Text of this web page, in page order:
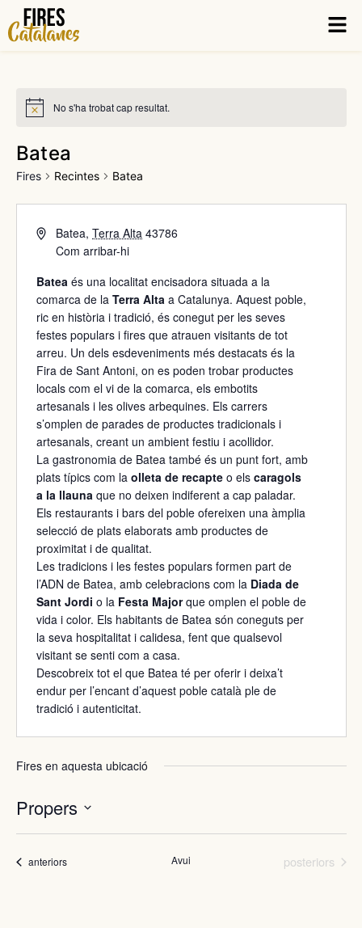
No s'ha trobat cap resultat.
Batea
Fires Recintes Batea
Batea, Terra Alta 43786
Com arribar-hi
Bateaés una localitat encisadora situada a la
comarca de la Terra Altaa Catalunya. Aquest poble,
ric en història i tradició, és conegut per les seves
festes populars i fires que atrauen visitants de tot
arreu. Un dels esdeveniments més destacats és la
Fira de Sant Antoni, on es poden trobar productes
locals com el vi de la comarca, els embotits
artesanals i les olives arbequines. Els carrers
s’omplen de parades de productes tradicionals i
artesanals, creant un ambient festiu i acollidor.
La gastronomia de Batea també és un punt fort, amb
plats típics com la olleta de recapteo els caragols
a la llaunaque no deixen indiferent a cap paladar.
Els restaurants i bars del poble ofereixen una àmplia
selecció de plats elaborats amb productes de
proximitat i de qualitat.
Les tradicions i les festes populars formen part de
l’ADN de Batea, amb celebracions com la Diada de
Sant Jordi o la Festa Majorque omplen el poble de
vida i color. Els habitants de Batea són coneguts per
la seva hospitalitat i calidesa, fent que qualsevol
visitant se senti com a casa.
Descobreix tot el que Batea té per oferir i deixa’t
endur per l’encant d’aquest poble català ple de
tradició i autenticitat.
Fires en aquesta ubicació
Propers
data.
Fires
anteriors Avui Fires
posteriors